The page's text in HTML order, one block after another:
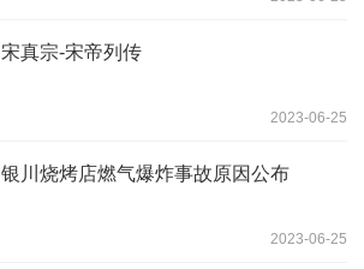
宋真宗-宋帝列传
2023-06-25
银川烧烤店燃气爆炸事故原因公布
2023-06-25